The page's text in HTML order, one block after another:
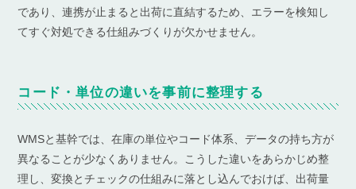
であり、連携が止まると出荷に直結するため、エラーを検知し
てすぐ対処できる仕組みづくりが欠かせません。
コード・単位の違いを事前に整理する
WMSと基幹では、在庫の単位やコード体系、データの持ち方が
異なることが少なくありません。こうした違いをあらかじめ整
理し、変換とチェックの仕組みに落とし込んでおけば、出荷量